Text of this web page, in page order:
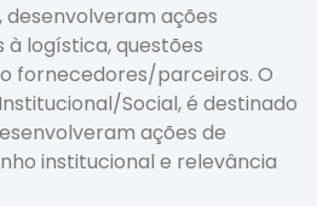
ações
à logística, questões
fornecedores/parceiros. O
Social, é destinado
ações de
institucional e relevância